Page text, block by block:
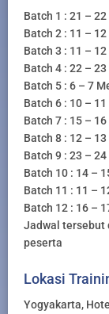
Batch 1 : 21 –
Batch 2 : 11 –
Batch 3 : 11 –
Batch 4 : 22 –
Batch 5 : 6 – 7
Batch 6 : 10 –
Batch 7 : 15 –
Batch 8 : 12 –
Batch 9 : 23 –
Batch 10 : 14 –
Batch 11 : 11 –
Batch 12 : 16 –
Jadwal tersebut
peserta
Lokasi
Yogyakarta,